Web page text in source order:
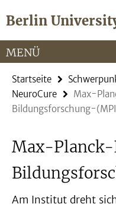
direkt
Inhalt
Berlin
Service-
Navigation
MENÜ
Startseite
NeuroCure
Max-
Bildungsforschung-
Max-
Am Institut dreht